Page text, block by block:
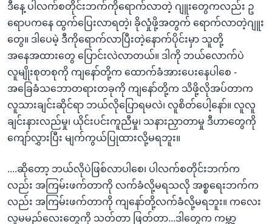
ဒီနေ့ ပါလက်စတိုင်းဘက်ကိုရောက်လာတဲ့ ဂျူးတွေကလည်း ဥ
ရောပကနေ ထွက်ပြေးလာရတဲ့၊ ခိုလှုံဖို့အတွက် ရောက်လာတဲ့ဂျူး
တွေ။ ဒါပေမဲ့ ဒီကိုရောက်လာပြီးတဲ့နောက်ပိုင်းမှာ သူတို့
အနေအထားတွေ ပြောင်းလဲလာတယ်။ ဒါကို ဘယ်လောက်ပဲ
လူမျိုးစုတစုကို ကျနော်တို့က ထောက်ခံအားပေးနေပါစေ -
အခြေခံသဘောတရားတခုကို ကျနော်တို့က သိဖို့လိုအပ်တာက
လူသားချင်းဆိုင်ရာ ဘယ်လိုပြောရမလဲ၊ လူစိတ်ပေါ့နော်။ လူလူ
ချင်းနားလည်မှု၊ ယိုင်းပင်းကူညီမှု၊ သနားညှာတာမှု ဒီဟာတွေကို
ကျော်လွှားပြီး မျက်ကွယ်ပြုထားလို့မရဘူး။
....ဆိုတော့ ဘယ်လိုပဲဖြစ်လာပါစေ၊ ပါလက်စတိုင်းဘက်က
လည်း အကြမ်းဖက်တာကို လက်ခံလို့မရသလို အစ္စရေးဘက်က
လည်း အကြမ်းဖက်တာကို ကျနော်တို့လက်ခံလို့မရဘူး။ ကလေး
လူမမည်လေးတွေကို သတ်တာ ဖြတ်တာ...ဒါတွေက ကမ္ဘာ့